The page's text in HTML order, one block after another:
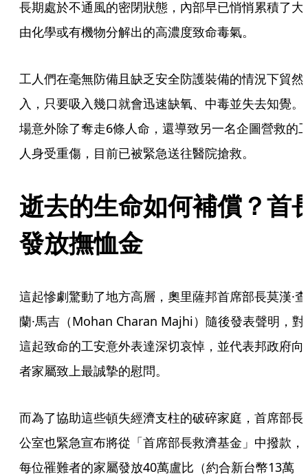
長期處於不通風的密閉狀態，內部早已悄悄累積了大
由化學或有機物分解出的高濃度致命毒氣。
工人們在毫無防備且缺乏安全防護裝備的情況下貿然
入，只要吸入幾口就會迅速缺氧、中毒並失去知覺。
場意外除了奪走6條人命，還導致另一名企圖營救的
人身受重傷，目前已被緊急送往醫院搶救。
逝去的生命如何補償？首
發放撫恤金
這起慘劇驚動了地方高層，奧里薩邦首席部長莫漢·查
蘭·馬吉（Mohan Charan Majhi）隨後發表聲明，對
這起致命的工安意外表達深切哀悼，並代表邦政府向
者家屬致上最誠摯的慰問。
而為了協助這些頓失經濟支柱的破碎家庭，首席部長
公室也緊急宣布將從「首席部長救濟基金」中撥款，
每位罹難者的家屬發放40萬盧比（約合新台幣13萬